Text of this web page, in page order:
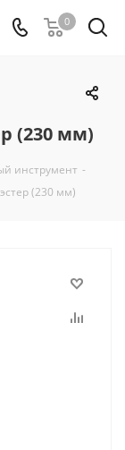
0
(230 мм)
инструмент -
(230 мм)